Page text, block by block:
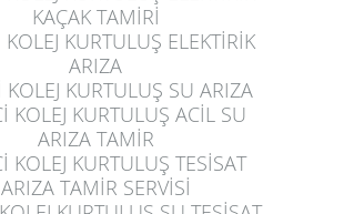
KAÇAK TAMİRİ
KOLEJ KURTULUŞ ELEKTİRİK
ARIZA
KOLEJ KURTULUŞ SU ARIZA
KOLEJ KURTULUŞ ACİL SU
ARIZA TAMİR
KOLEJ KURTULUŞ TESİSAT
ARIZA TAMİR SERVİSİ